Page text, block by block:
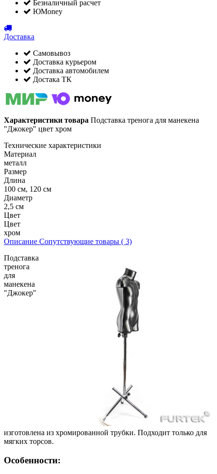
Безналичный расчет
ЮMoney
Доставка
Самовывоз
Доставка курьером
Доставка автомобилем
Достака ТК
Характеристики товара Подставка тренога для манекена
"Джокер" цвет хром
Технические характеристики
Материал
металл
Размер
Длина
100 см, 120 см
Диаметр
2,5 см
Цвет
Цвет
хром
Описание Сопутствующие товары ( 3)
Подставка
тренога
для
манекена
"Джокер"
изготовлена из хромированной трубки. Подходит только для
мягких торсов.
Особенности: